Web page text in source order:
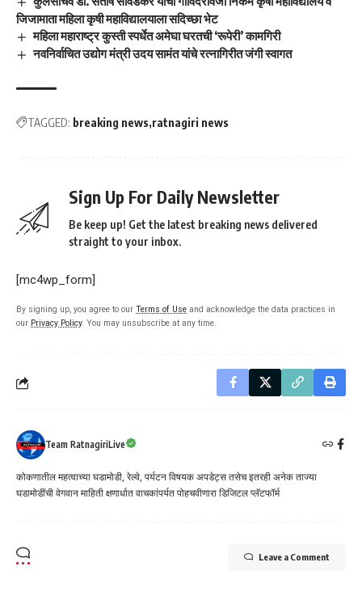
जिजामाता महिला कृषी महाविद्यालयाला सदिच्छा भेट
महिला महाराष्ट्र कुस्ती स्पर्धेत अमेघा घरतची ‘रूपेरी’ कामगिरी
नवनिर्वाचित उद्योग मंत्री उदय सामंत यांचे रत्नागिरीत जंगी स्वागत
TAGGED: breaking news ratnagiri news
Sign Up For Daily Newsletter
Be keep up! Get the latest breaking news delivered
straight to your inbox.
[mc4wp_form]
By signing up, you agree to our Terms of Use and acknowledge the data practices in
our Privacy Policy. You may unsubscribe at any time.
Team RatnagiriLive
कोकणातील महत्वाच्या घडामोडी, रेल्वे, पर्यटन विषयक अपडेट्स तसेच इतरही अनेक ताज्या
घडामोडींची वेगवान माहिती क्षणार्धात वाचकांपर्यत पोहचवीणारा डिजिटल प्लॅटफॉर्म
Leave a Comment